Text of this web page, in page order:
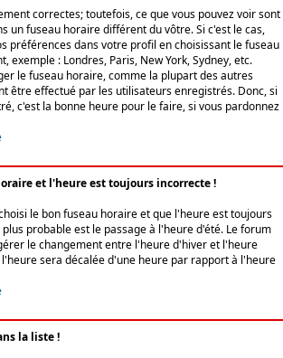
correctes; toutefois, ce que vous pouvez voir sont
un fuseau horaire différent du vôtre. Si c'est le cas,
préférences dans votre profil en choisissant le fuseau
exemple : Londres, Paris, New York, Sydney, etc.
le fuseau horaire, comme la plupart des autres
être effectué par les utilisateurs enregistrés. Donc, si
c'est la bonne heure pour le faire, si vous pardonnez
et l'heure est toujours incorrecte !
le bon fuseau horaire et que l'heure est toujours
probable est le passage à l'heure d'été. Le forum
le changement entre l'heure d'hiver et l'heure
sera décalée d'une heure par rapport à l'heure
la liste !